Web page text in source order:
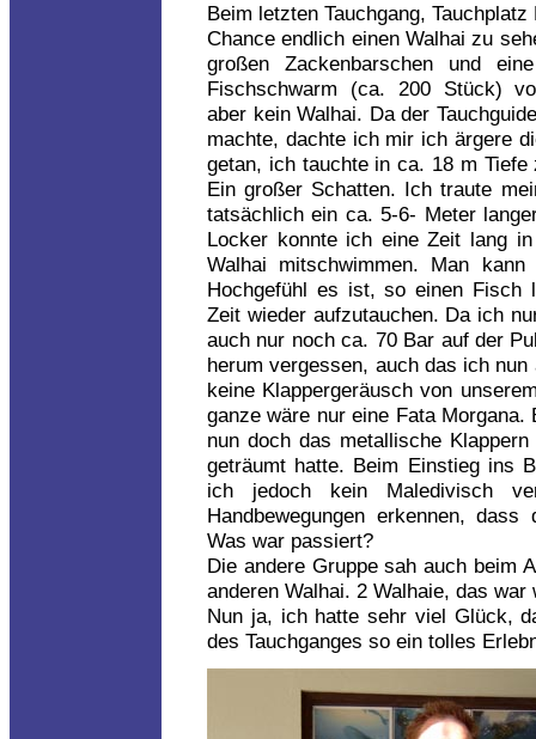
Beim letzten Tauchgang,
Chance endlich einen Walhai zu
großen Zackenbarschen und
Fischschwarm (ca. 200 Stück)
aber kein Walhai. Da der
machte, dachte ich mir ich ärgere
getan, ich tauchte in ca. 18 m
Ein großer Schatten. Ich traute
tatsächlich ein ca. 5-6- Meter
Locker konnte ich eine Zeit lang
Walhai mitschwimmen. Man
Hochgefühl es ist, so einen Fisch
Zeit wieder aufzutauchen. Da ich
auch nur noch ca. 70 Bar auf der
herum vergessen, auch das ich
keine Klappergeräusch von
ganze wäre nur eine Fata
nun doch das metallische
geträumt hatte. Beim Einstieg ins
ich jedoch kein Maledivisch
Handbewegungen erkennen,
Was war passiert?
Die andere Gruppe sah auch beim
anderen Walhai. 2 Walhaie, das
Nun ja, ich hatte sehr viel Glück,
des Tauchganges so ein tolles